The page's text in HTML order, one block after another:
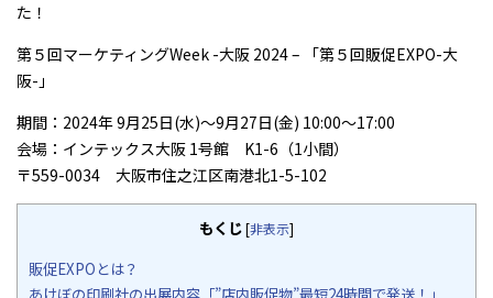
た！
第５回マーケティングWeek -大阪 2024 – 「第５回販促EXPO-大
阪-」
期間：2024年 9月25日(水)～9月27日(金) 10:00～17:00
会場：インテックス大阪 1号館 K1-6（1小間）
〒559-0034 大阪市住之江区南港北1-5-102
もくじ[非表示]
販促EXPOとは？
あけぼの印刷社の出展内容「”店内販促物”最短24時間で発送！」